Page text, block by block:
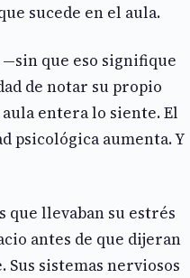
sucede en el aula.
que eso signifique
de notar su propio
entera lo siente. El
psicológica aumenta. Y
que llevaban su estrés
antes de que dijeran
sistemas nerviosos